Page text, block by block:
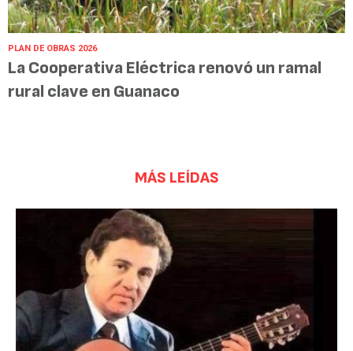
PLAN DE OBRAS 2026
La Cooperativa Eléctrica renovó un ramal
rural clave en Guanaco
MÁS LEÍDAS